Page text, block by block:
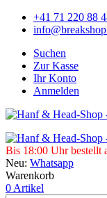
+41 71 220 88
Suchen
Zur Kasse
Ihr Konto
Anmelden
Bis 18:00 Uhr bestellt
Neu: Whatsapp
Warenkorb
0 Artikel